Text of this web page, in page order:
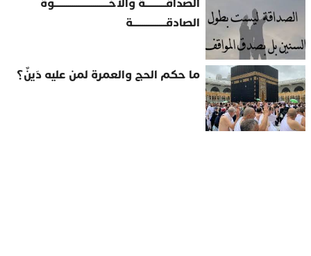
الصادقــــــــــــــــة
ما حكم الحج والعمرة لمن عليه دَينٌ؟